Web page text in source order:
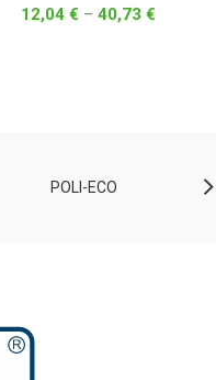
12,04 € – 40,73 €Price
POLI-ECO